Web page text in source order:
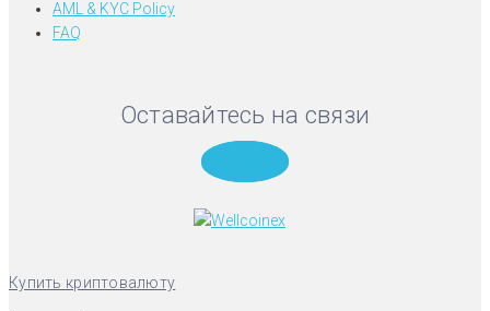
AML & KYC Policy
FAQ
Оставайтесь на связи
Купить криптовалюту